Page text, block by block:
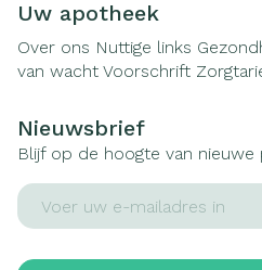
Uw apotheek
Over ons Nuttige links
van wacht Voorschrift
Nieuwsbrief
Blijf op de hoogte van
E-mail adres